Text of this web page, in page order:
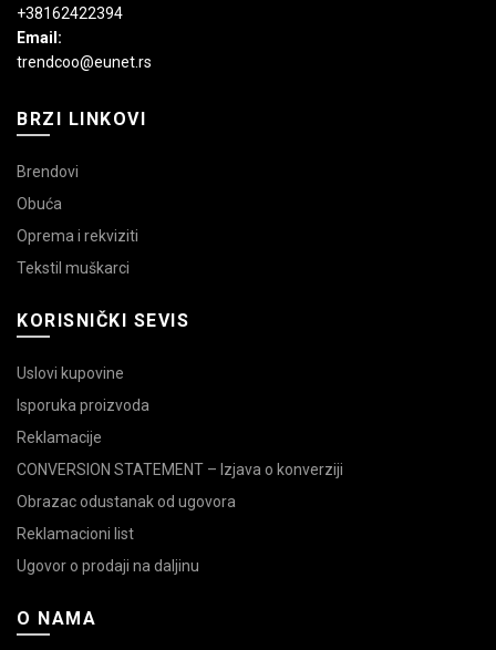
+38162422394
Email:
trendcoo@eunet.rs
BRZI LINKOVI
Brendovi
Obuća
Oprema i rekviziti
Tekstil muškarci
KORISNIČKI SEVIS
Uslovi kupovine
Isporuka proizvoda
Reklamacije
CONVERSION STATEMENT – Izjava o konverziji
Obrazac odustanak od ugovora
Reklamacioni list
Ugovor o prodaji na daljinu
O NAMA